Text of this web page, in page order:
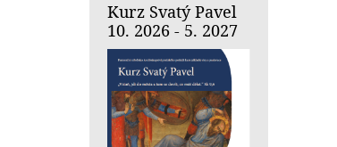
Kurz Svatý Pavel
10. 2026 - 5. 2027